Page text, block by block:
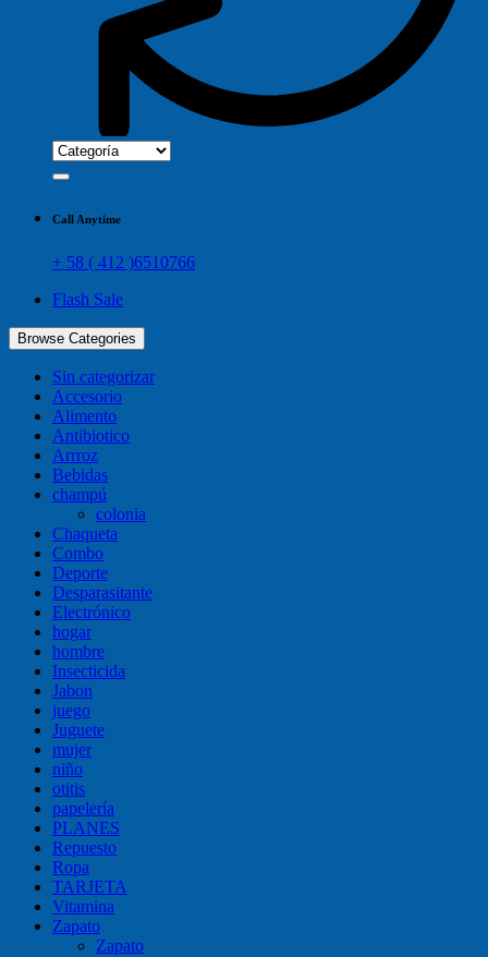
Call Anytime
+ 58 ( 412 )6510766
Flash Sale
Browse Categories
Sin categorizar
Accesorio
Alimento
Antibiotico
Arrroz
Bebidas
champú
colonia
Chaqueta
Combo
Deporte
Desparasitante
Electrónico
hogar
hombre
Insecticida
Jabon
juego
Juguete
mujer
niño
otitis
papelería
PLANES
Repuesto
Ropa
TARJETA
Vitamina
Zapato
Zapato